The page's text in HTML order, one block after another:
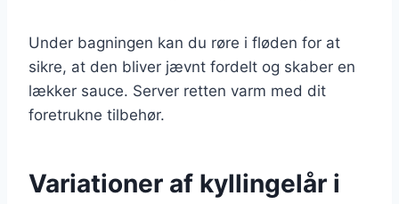
Under bagningen kan du røre i fløden for at
sikre, at den bliver jævnt fordelt og skaber en
lækker sauce. Server retten varm med dit
foretrukne tilbehør.
Variationer af kyllingelår i